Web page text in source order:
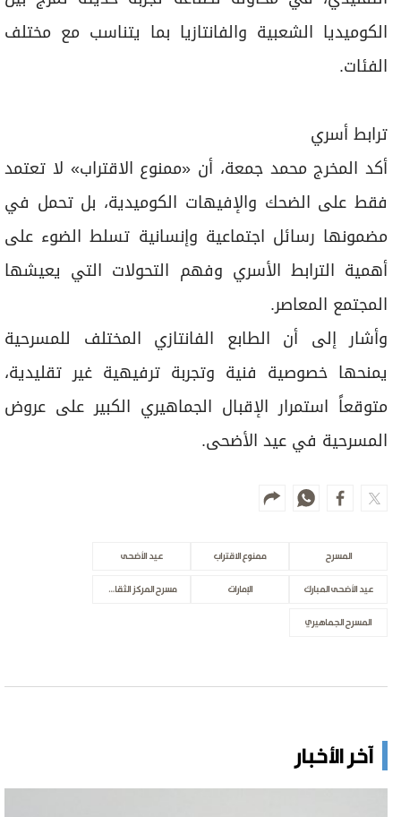
الكوميديا الشعبية والفانتازيا بما يتناسب مع مختلف
الفئات.
ترابط أسري
أكد المخرج محمد جمعة، أن «ممنوع الاقتراب» لا تعتمد
فقط على الضحك والإفيهات الكوميدية، بل تحمل في
مضمونها رسائل اجتماعية وإنسانية تسلط الضوء على
أهمية الترابط الأسري وفهم التحولات التي يعيشها
المجتمع المعاصر.
وأشار إلى أن الطابع الفانتازي المختلف للمسرحية
يمنحها خصوصية فنية وتجربة ترفيهية غير تقليدية،
متوقعاً استمرار الإقبال الجماهيري الكبير على عروض
المسرحية في عيد الأضحى.
المسرح ممنوع الاقتراب عيد الأضحى
عيد الأضحى المبارك الإمارات مسرح المركز الثقافي
المسرح الجماهيري
آخر الأخبار